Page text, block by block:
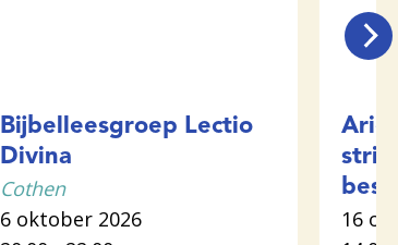
Bijbelleesgroep Lectio
Divina
Cothen
6 oktober 2026
16